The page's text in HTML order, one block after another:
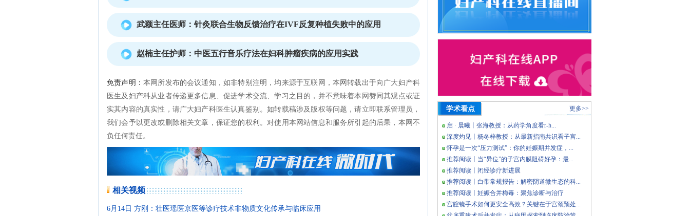
武颖主任医师：针灸联合生物反馈治疗在IVF反复种植失败中的应用
赵楠主任护师：中医五行音乐疗法在妇科肿瘤疾病的应用实践
免责声明： 本网所发布的会议通知，如非特别注明，均来源于互联网，本网转载出于向广大妇产科
医生及妇产科从业者传递更多信息、促进学术交流、学习之目的，并不意味着本网赞同其观点或证
实其内容的真实性，请广大妇产科医生认真鉴别。如转载稿涉及版权等问题，请立即联系管理员，
我们会予以更改或删除相关文章，保证您的权利。对使用本网站信息和服务所引起的后果，本网不
负任何责任。
相关视频
6月14日 方刚：壮医瑶医京医等诊疗技术非物质文化传承与临床应用
学术看点 更多>>
启 · 晨曦丨张海教授：从药学角度看r-h...
深度灼见丨杨冬梓教授：从最新指南共识看子宫...
怀孕是一次“压力测试”：你的妊娠期并发症，...
推荐阅读丨当“异位”的子宫内膜阻碍好孕：最...
推荐阅读丨闭经诊疗新进展
推荐阅读丨白带常规报告：解密阴道微生态的科...
推荐阅读丨妊娠合并梅毒：聚焦诊断与治疗
宫腔镜手术如何更安全高效？关键在于宫颈预处...